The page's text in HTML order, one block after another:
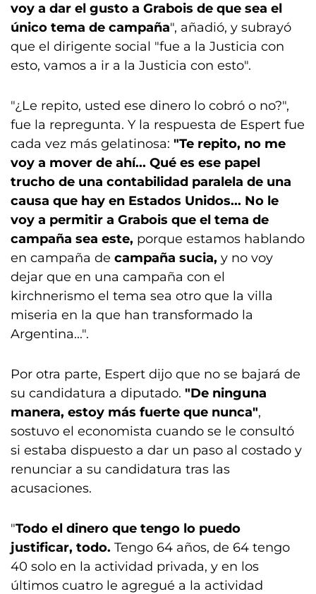
voy a dar el gusto a Grabois de que sea el
único tema de campaña", añadió, y subrayó
que el dirigente social "fue a la Justicia con
esto, vamos a ir a la Justicia con esto".
"¿Le repito, usted ese dinero lo cobró o no?",
fue la repregunta. Y la respuesta de Espert fue
cada vez más gelatinosa: "Te repito, no me
voy a mover de ahí... Qué es ese papel
trucho de una contabilidad paralela de una
causa que hay en Estados Unidos... No le
voy a permitir a Grabois que el tema de
campaña sea este, porque estamos hablando
en campaña de campaña sucia, y no voy
dejar que en una campaña con el
kirchnerismo el tema sea otro que la villa
miseria en la que han transformado la
Argentina...".
Por otra parte, Espert dijo que no se bajará de
su candidatura a diputado. "De ninguna
manera, estoy más fuerte que nunca",
sostuvo el economista cuando se le consultó
si estaba dispuesto a dar un paso al costado y
renunciar a su candidatura tras las
acusaciones.
"Todo el dinero que tengo lo puedo
justificar, todo. Tengo 64 años, de 64 tengo
40 solo en la actividad privada, y en los
últimos cuatro le agregué a la actividad